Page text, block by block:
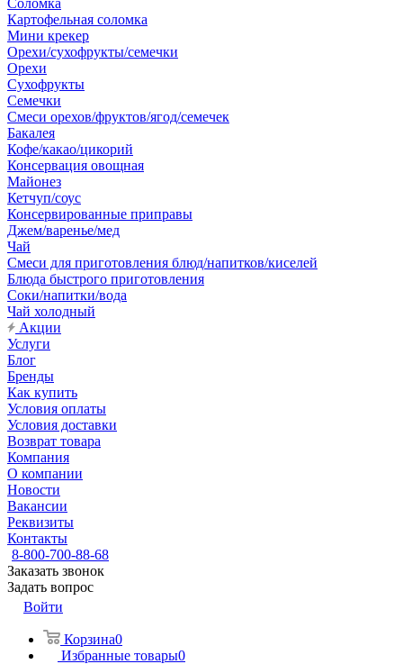
Соломка
Картофельная соломка
Мини крекер
Орехи/сухофрукты/семечки
Орехи
Сухофрукты
Семечки
Смеси орехов/фруктов/ягод/семечек
Бакалея
Кофе/какао/цикорий
Консервация овощная
Майонез
Кетчуп/соус
Консервированные приправы
Джем/варенье/мед
Чай
Смеси для приготовления блюд/напитков/киселей
Блюда быстрого приготовления
Соки/напитки/вода
Чай холодный
Акции
Услуги
Блог
Бренды
Как купить
Условия оплаты
Условия доставки
Возврат товара
Компания
О компании
Новости
Вакансии
Реквизиты
Контакты
8-800-700-88-68
Заказать звонок
Задать вопрос
Войти
Корзина0
Избранные товары0